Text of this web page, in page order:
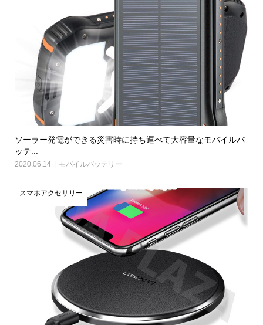
ソーラー発電ができる災害時に持ち運べて大容量なモバイルバ
ッテ...
2020.06.14 モバイルバッテリー
スマホアクセサリー